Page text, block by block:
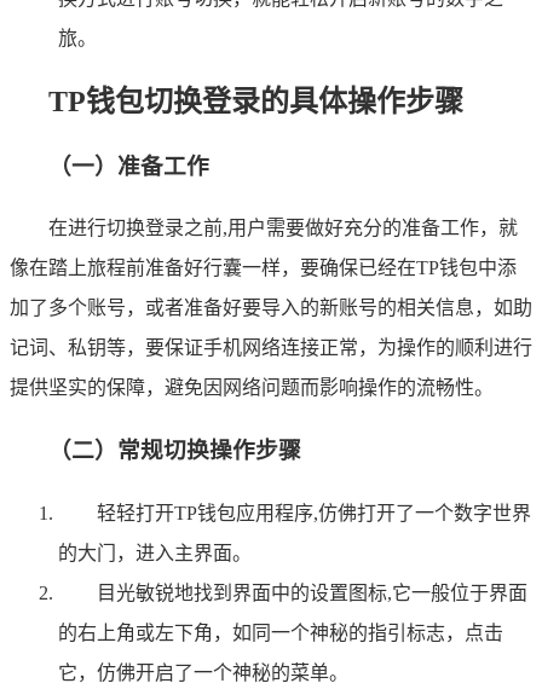
旅。
TP钱包切换登录的具体操作步骤
（一）准备工作
在进行切换登录之前,用户需要做好充分的准备工作，就
像在踏上旅程前准备好行囊一样，要确保已经在TP钱包中添
加了多个账号，或者准备好要导入的新账号的相关信息，如助
记词、私钥等，要保证手机网络连接正常，为操作的顺利进行
提供坚实的保障，避免因网络问题而影响操作的流畅性。
（二）常规切换操作步骤
轻轻打开TP钱包应用程序,仿佛打开了一个数字世界
的大门，进入主界面。
目光敏锐地找到界面中的设置图标,它一般位于界面
的右上角或左下角，如同一个神秘的指引标志，点击
它，仿佛开启了一个神秘的菜单。